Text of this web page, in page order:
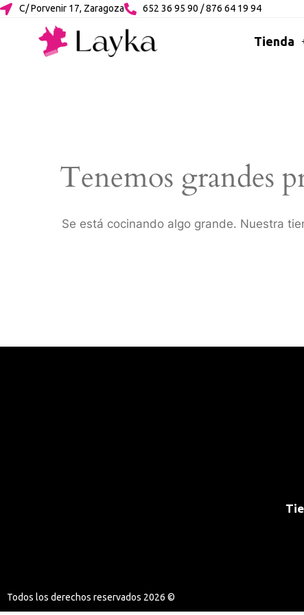
C/ Porvenir 17, Zaragoza 652 36 95 90 / 876 64 19 94
Tienda
Tenemos grandes
Se está cocinando algo grande. Nuestra
Todos los derechos reservados 2026 ©